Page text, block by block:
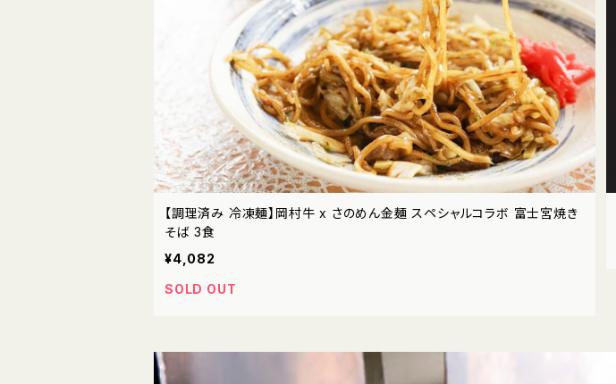
【調理済み 冷凍麺】岡村牛 x さのめん金麺 スペシャルコラボ 富士宮焼き
そば 3食
¥4,082
SOLD OUT